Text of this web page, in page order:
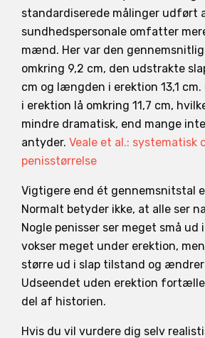
standardiserede målinger udført
sundhedspersonale omfatter
mænd. Her var den
omkring 9,2 cm, den udstrakte
cm og længden i erektion 13,1 cm.
i erektion lå omkring 11,7 cm,
mindre dramatisk, end mange
antyder. Veale et al.: systematisk
penisstørrelse
Vigtigere end ét gennemsnitstal
Normalt betyder ikke, at alle ser
Nogle penisser ser meget små ud
vokser meget under erektion,
større ud i slap tilstand og
Udseendet uden erektion
del af historien.
Hvis du vil vurdere dig selv